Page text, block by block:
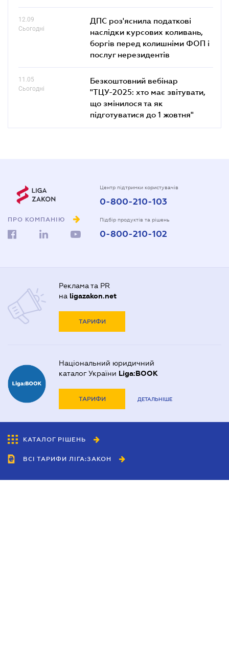
12.09
Сьогодні
ДПС роз'яснила податкові
наслідки курсових коливань,
боргів перед колишніми ФОП і
послуг нерезидентів
11.05
Сьогодні
Безкоштовний вебінар
"ТЦУ-2025: хто має звітувати,
що змінилося та як
підготуватися до 1 жовтня"
ПРО КОМПАНІЮ
Центр підтримки користувачів
0-800-210-103
Підбір продуктів та рішень
0-800-210-102
Реклама та PR
на ligazakon.net
ТАРИФИ
Національний юридичний
каталог України Liga:BOOK
ТАРИФИ ДЕТАЛЬНІШЕ
КАТАЛОГ РІШЕНЬ
ВСІ ТАРИФИ ЛІГА:ЗАКОН